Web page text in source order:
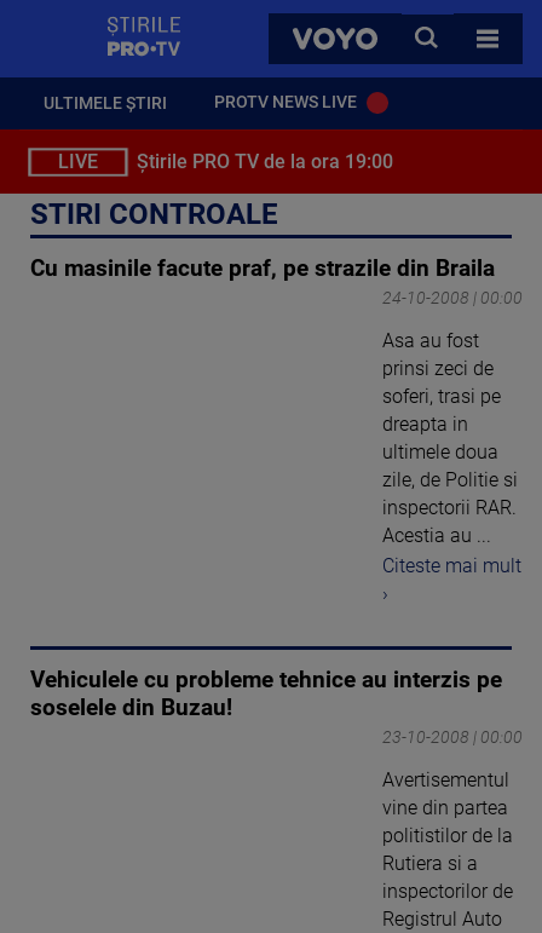
VOYO
CAUTA
TOATE
ULTIMELE ȘTIRI PROTV NEWS LIVE
LIVE Știrile PRO TV de la ora 19:00
STIRI CONTROALE
Cu masinile facute praf, pe strazile din Braila
24-10-2008 | 00:00
Asa au fost
prinsi zeci de
soferi, trasi pe
dreapta in
ultimele doua
zile, de Politie si
inspectorii RAR.
Acestia au ...
Citeste mai mult
›
Vehiculele cu probleme tehnice au interzis pe
soselele din Buzau!
23-10-2008 | 00:00
Avertisementul
vine din partea
politistilor de la
Rutiera si a
inspectorilor de
Registrul Auto